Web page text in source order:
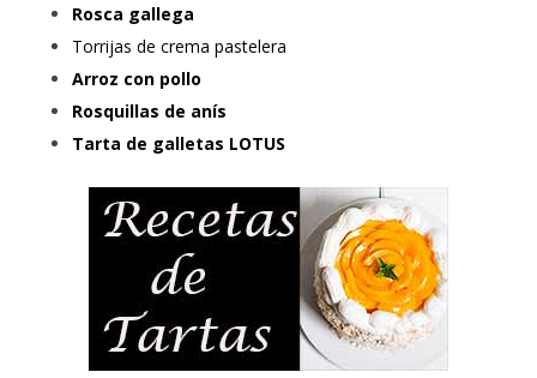
Rosca gallega
Torrijas de crema pastelera
Arroz con pollo
Rosquillas de anís
Tarta de galletas LOTUS